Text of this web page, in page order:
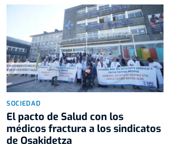
SOCIEDAD
El pacto de Salud con los
médicos fractura a los sindicatos
de Osakidetza